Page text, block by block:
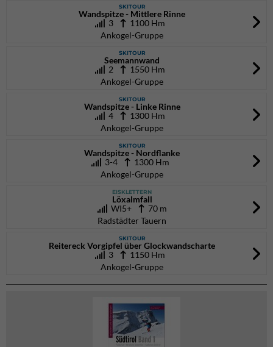
SKITOUR
Wandspitze - Mittlere Rinne
3
1100 Hm
Ankogel-Gruppe
SKITOUR
Seemannwand
2
1550 Hm
Ankogel-Gruppe
SKITOUR
Wandspitze - Linke Rinne
4
1300 Hm
Ankogel-Gruppe
SKITOUR
Wandspitze - Nordflanke
3-4 1300 Hm
Ankogel-Gruppe
EISKLETTERN
Löxalmfall
WI5+ 70 m
Radstädter Tauern
SKITOUR
Reitereck Vorgipfel über Glockwandscharte
3
1150 Hm
Ankogel-Gruppe